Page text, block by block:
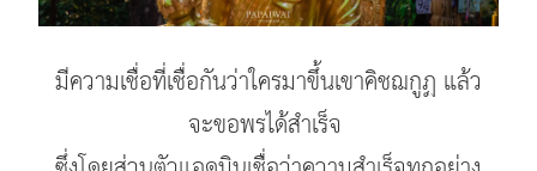
มีความเชื่อที่เชื่อกันว่าใครมาขึ้นเขาคิชฌกูฏ แล้ว
จะขอพรได้สำเร็จ